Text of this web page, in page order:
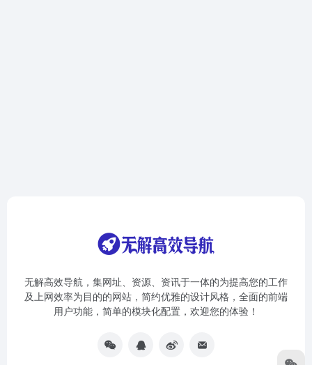
无解高效导航，集网址、资源、资讯于一体的为提高您的工作
及上网效率为目的的网站，简约优雅的设计风格，全面的前端
用户功能，简单的模块化配置，欢迎您的体验！